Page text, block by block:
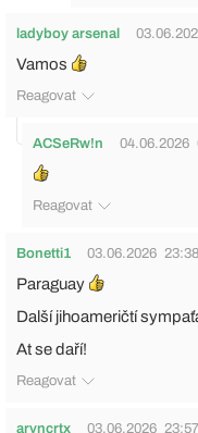
ladyboy arsenal
Vamos
Reagovat
ACSeRw!n 04.06.2026
Reagovat
Bonetti1 03.06.2026 23:38
Paraguay
Další jihoameričtí
At se daří!
Reagovat
arvncrtx 03.06.2026 23:57